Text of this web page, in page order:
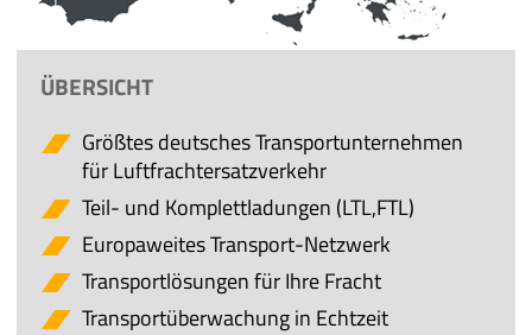
ÜBERSICHT
Größtes deutsches Transportunternehmen
für Luftfrachtersatzverkehr
Teil- und Komplettladungen (LTL,FTL)
Europaweites Transport-Netzwerk
Transportlösungen für Ihre Fracht
Transportüberwachung in Echtzeit